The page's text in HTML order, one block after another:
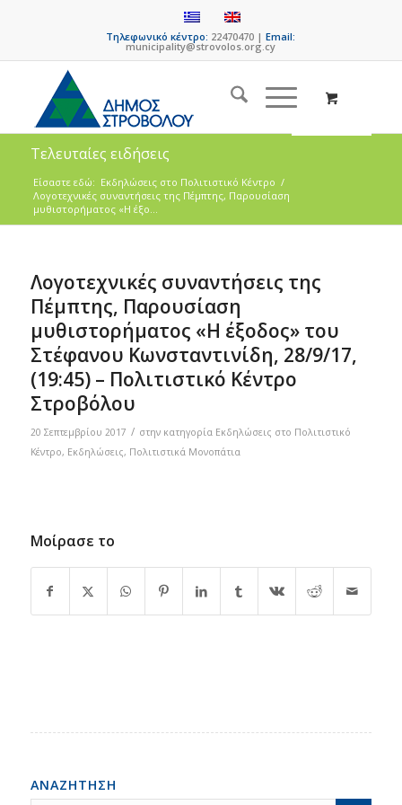
Τηλεφωνικό κέντρο: 22470470 |Email:
municipality@strovolos.org.cy
Τελευταίες ειδήσεις
Είσαστε εδώ: Eκδηλώσεις στο Πολιτιστικό Κέντρο /
Λογοτεχνικές συναντήσεις της Πέμπτης, Παρουσίαση
μυθιστορήματος «Η έξο...
Λογοτεχνικές συναντήσεις της
Πέμπτης, Παρουσίαση
μυθιστορήματος «Η έξοδος» του
Στέφανου Κωνσταντινίδη, 28/9/17,
(19:45) – Πολιτιστικό Κέντρο
Στροβόλου
20 Σεπτεμβρίου 2017 / στην κατηγορία Eκδηλώσεις στο Πολιτιστικό
Κέντρο, Εκδηλώσεις, Πολιτιστικά Μονοπάτια
Μοίρασε το
ΑΝΑΖΗΤΗΣΗ